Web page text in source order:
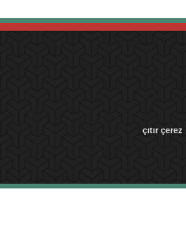
çıtır çerez